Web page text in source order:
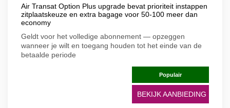
Air Transat Option Plus upgrade bevat prioriteit instappen
zitplaatskeuze en extra bagage voor 50-100 meer dan
economy
Geldt voor het volledige abonnement — opzeggen
wanneer je wilt en toegang houden tot het einde van de
betaalde periode
Populair
BEKIJK AANBIEDING